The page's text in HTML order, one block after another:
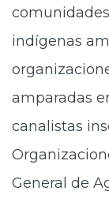
indígenas
amparadas
canalistas
General de